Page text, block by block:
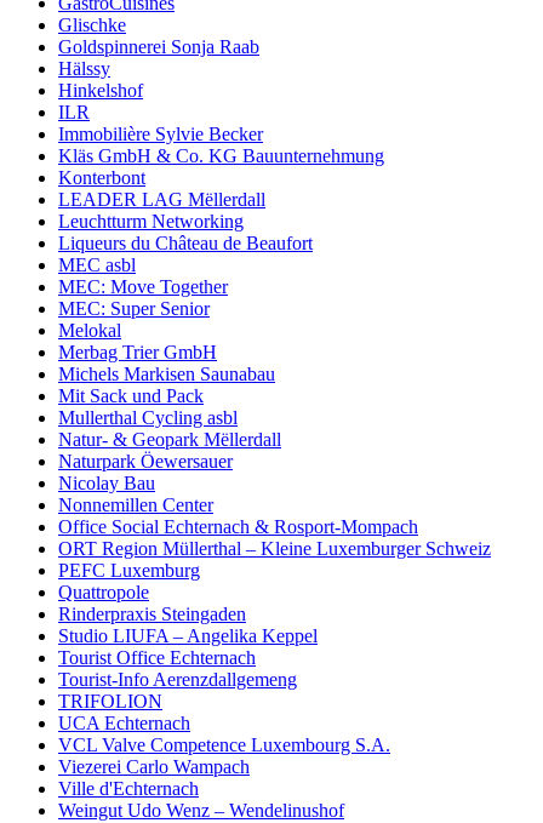
Glischke
Goldspinnerei Sonja Raab
Hälssy
Hinkelshof
ILR
Immobilière Sylvie Becker
Kläs GmbH & Co. KG Bauunternehmung
Konterbont
LEADER LAG Mëllerdall
Leuchtturm Networking
Liqueurs du Château de Beaufort
MEC asbl
MEC: Move Together
MEC: Super Senior
Melokal
Merbag Trier GmbH
Michels Markisen Saunabau
Mit Sack und Pack
Mullerthal Cycling asbl
Natur- & Geopark Mëllerdall
Naturpark Öewersauer
Nicolay Bau
Nonnemillen Center
Office Social Echternach & Rosport-Mompach
ORT Region Müllerthal – Kleine Luxemburger Schweiz
PEFC Luxemburg
Quattropole
Rinderpraxis Steingaden
Studio LIUFA – Angelika Keppel
Tourist Office Echternach
Tourist-Info Aerenzdallgemeng
TRIFOLION
UCA Echternach
VCL Valve Competence Luxembourg S.A.
Viezerei Carlo Wampach
Ville d'Echternach
Weingut Udo Wenz – Wendelinushof